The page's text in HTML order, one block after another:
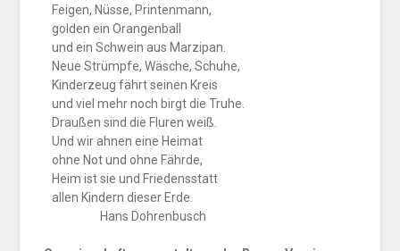
Feigen, Nüsse, Printenmann,
golden ein Orangenball
und ein Schwein aus Marzipan.
Neue Strümpfe, Wäsche, Schuhe,
Kinderzeug fährt seinen Kreis
und viel mehr noch birgt die Truhe.
Draußen sind die Fluren weiß.
Und wir ahnen eine Heimat
ohne Not und ohne Fährde,
Heim ist sie und Friedensstatt
allen Kindern dieser Erde.
Hans Dohrenbusch